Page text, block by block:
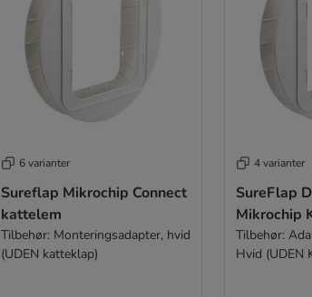
6 varianter
Sureflap Mikrochip Connect
kattelem
Tilbehør: Monteringsadapter, hvid
(UDEN katteklap)
4 varianter
SureFlap
Mikrochip
Tilbehør:
Hvid (UDEN